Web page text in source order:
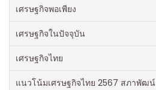
เศรษฐกิจพอเพียง
เศรษฐกิจในปัจจุบัน
เศรษฐกิจไทย
แนวโน้มเศรษฐกิจไทย 2567 สภาพัฒน์